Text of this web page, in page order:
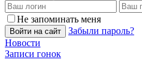
Не запоминать меня
Войти на сайт
Забыли пароль?
Новости
Записи гонок